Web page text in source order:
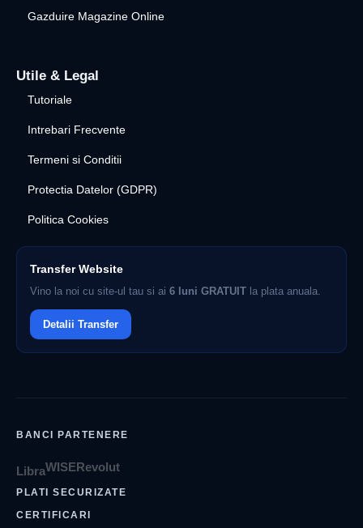
Gazduire Magazine Online
Utile & Legal
Tutoriale
Intrebari Frecvente
Termeni si Conditii
Protectia Datelor (GDPR)
Politica Cookies
Transfer Website
Vino la noi cu site-ul tau si ai 6 luni GRATUIT la plata anuala.
Detalii Transfer
BANCI PARTENERE
LibraWISERevolut
PLATI SECURIZATE
CERTIFICARI